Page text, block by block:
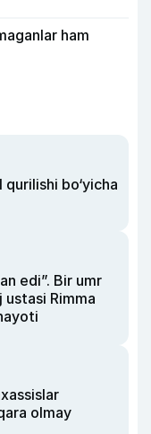
ham
bo‘yicha
edi”. Bir umr
Rimma
olmay